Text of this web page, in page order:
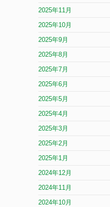
2025年11月
2025年10月
2025年9月
2025年8月
2025年7月
2025年6月
2025年5月
2025年4月
2025年3月
2025年2月
2025年1月
2024年12月
2024年11月
2024年10月